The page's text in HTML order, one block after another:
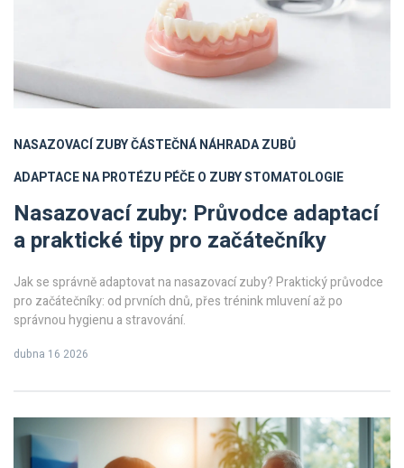
NASAZOVACÍ ZUBYČÁSTEČNÁ NÁHRADA ZUBŮ
ADAPTACE NA PROTÉZU PÉČE O ZUBYSTOMATOLOGIE
Nasazovací zuby: Průvodce adaptací
a praktické tipy pro začátečníky
Jak se správně adaptovat na nasazovací zuby? Praktický průvodce
pro začátečníky: od prvních dnů, přes trénink mluvení až po
správnou hygienu a stravování.
dubna 16 2026